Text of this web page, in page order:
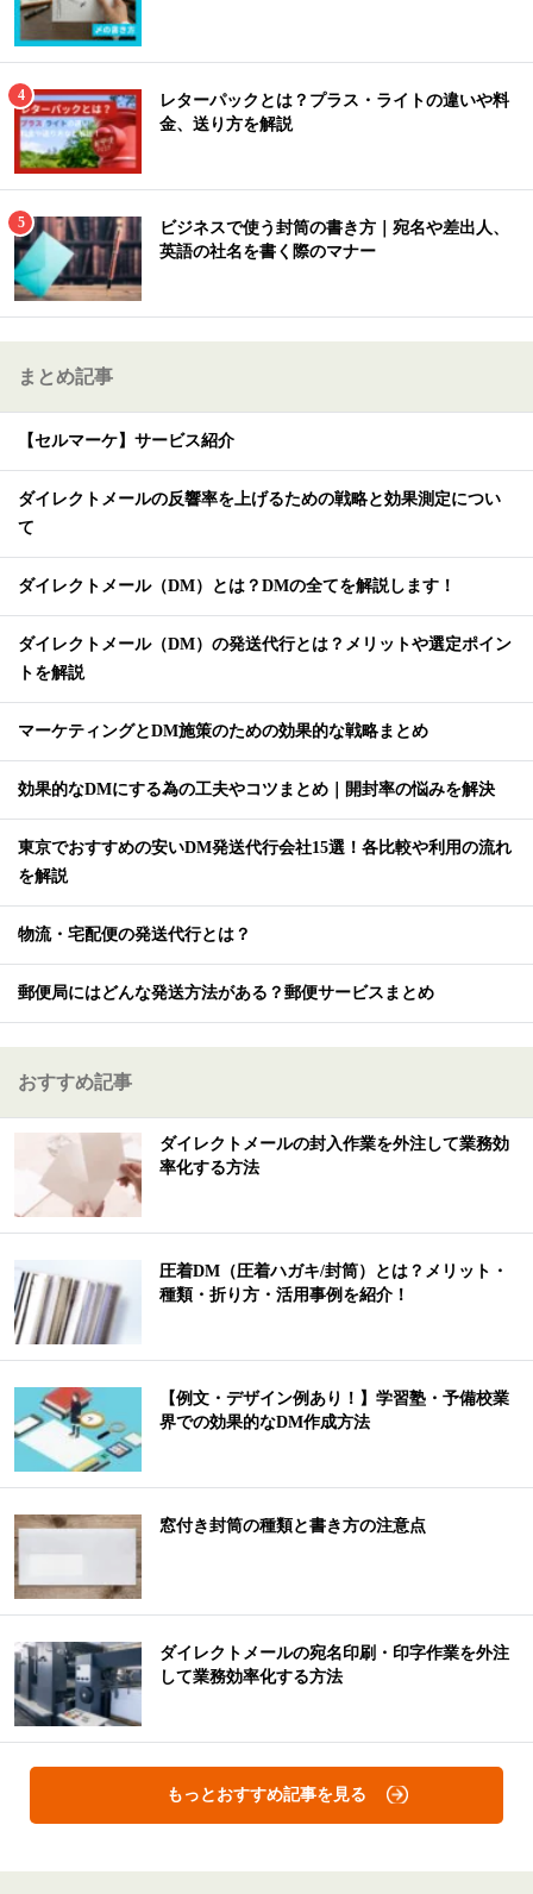
レターパックとは？プラス・ライトの違いや料
金、送り方を解説
ビジネスで使う封筒の書き方｜宛名や差出人、
英語の社名を書く際のマナー
まとめ記事
【セルマーケ】サービス紹介
ダイレクトメールの反響率を上げるための戦略と効果測定につい
て
ダイレクトメール（DM）とは？DMの全てを解説します！
ダイレクトメール（DM）の発送代行とは？メリットや選定ポイン
トを解説
マーケティングとDM施策のための効果的な戦略まとめ
効果的なDMにする為の工夫やコツまとめ｜開封率の悩みを解決
東京でおすすめの安いDM発送代行会社15選！各比較や利用の流れ
を解説
物流・宅配便の発送代行とは？
郵便局にはどんな発送方法がある？郵便サービスまとめ
おすすめ記事
ダイレクトメールの封入作業を外注して業務効
率化する方法
圧着DM（圧着ハガキ/封筒）とは？メリット・
種類・折り方・活用事例を紹介！
【例文・デザイン例あり！】学習塾・予備校業
界での効果的なDM作成方法
窓付き封筒の種類と書き方の注意点
ダイレクトメールの宛名印刷・印字作業を外注
して業務効率化する方法
もっとおすすめ記事を見る